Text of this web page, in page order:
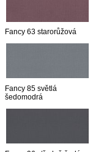
Fancy 63 starorůžová
Fancy 85 světlá
šedomodrá